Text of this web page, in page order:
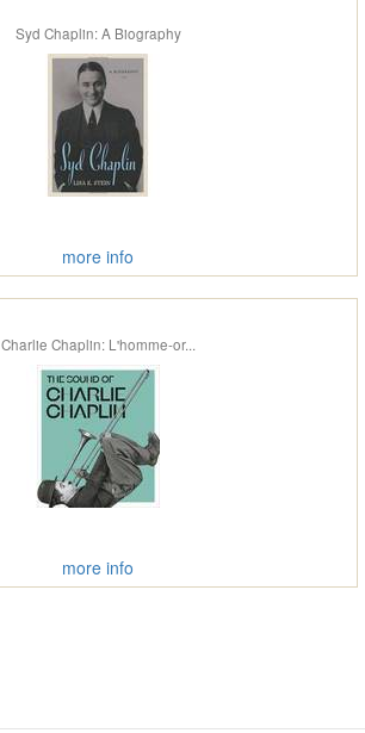
Syd Chaplin: A Biography
more info
Charlie Chaplin: L'homme-or...
more info